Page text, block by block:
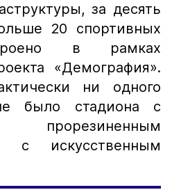
за десять
20 спортивных
в рамках
«Демография».
ни одного
было стадиона с
прорезиненным
с искусственным